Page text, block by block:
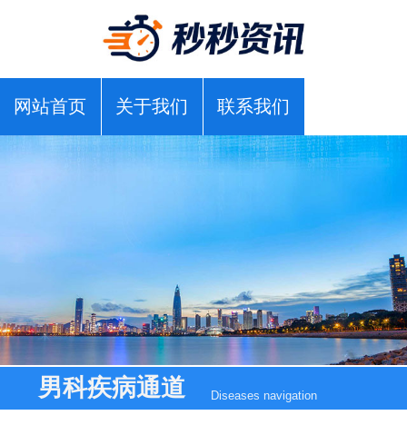
网站首页 关于我们 联系我们
男科疾病通道 Diseases navigation